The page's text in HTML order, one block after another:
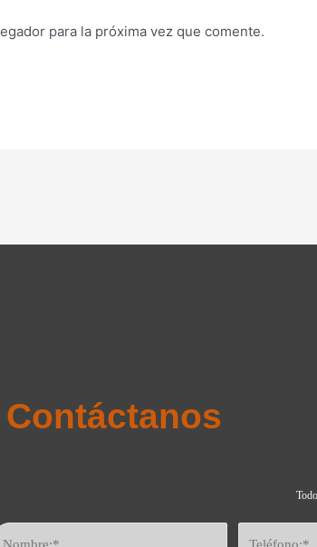
para la próxima vez que comente.
Contáctanos